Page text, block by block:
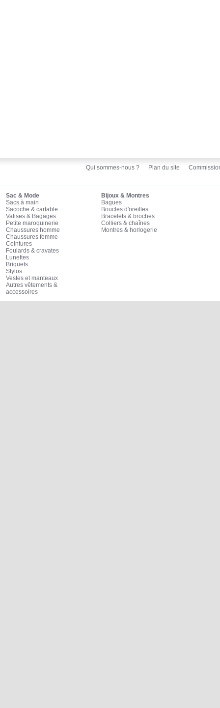
Qui sommes-nous ? Plan du site
Sac & Mode
Sacs à main
Sacoche & cartable
Valises & Bagages
Petite maroquinerie
Chaussures homme
Chaussures femme
Ceintures
Foulards & cravates
Lunettes
Briquets
Stylos
Vestes et manteaux
Autres vêtements &
accessoires
Bijoux & Montres
Bagues
Boucles d'oreilles
Bracelets & broches
Colliers & chaînes
Montres & horlogerie